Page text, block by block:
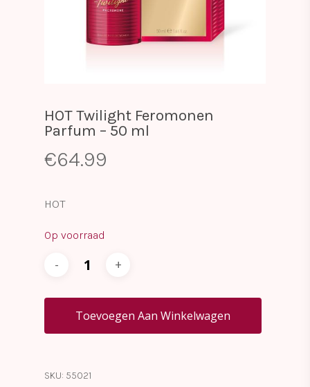
HOT Twilight Feromonen
Parfum – 50 ml
€64.99
HOT
Op voorraad
Toevoegen Aan Winkelwagen
SKU: 55021